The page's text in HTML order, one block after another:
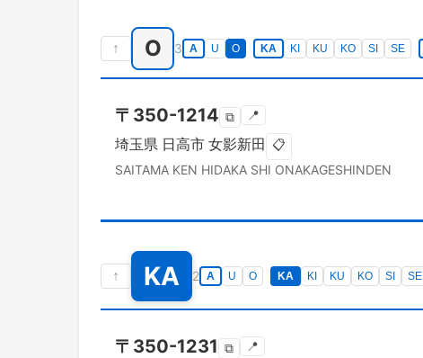
↑ O 3 A U O KA KI KU KO SI SE
〒 350-1214 ⧉ 📍
埼玉県 日高市 女影新田 📋
SAITAMA KEN HIDAKA SHI ONAKAGESHINDEN
↑ KA 2 A U O KA KI KU KO SI SE
〒 350-1231 ⧉ 📍